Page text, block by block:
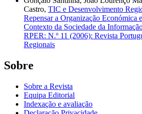
Castro, TIC e Desenvolvimento
Repensar a Organização Económica
Contexto da Sociedade da
RPER: N.º 11 (2006): Revista
Regionais
Sobre
Sobre a Revista
Equipa Editorial
Indexação e avaliação